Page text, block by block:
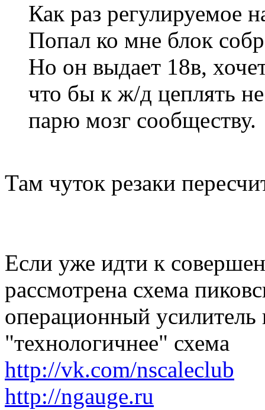
Как раз регулируемое
Попал ко мне блок
Но он выдает 18в,
что бы к ж/д цеплять
парю мозг сообществу.
Там чуток резаки
Если уже идти к
рассмотрена схема
операционный усилитель
"технологичнее" схема
http://vk.com/nscaleclub
http://ngauge.ru